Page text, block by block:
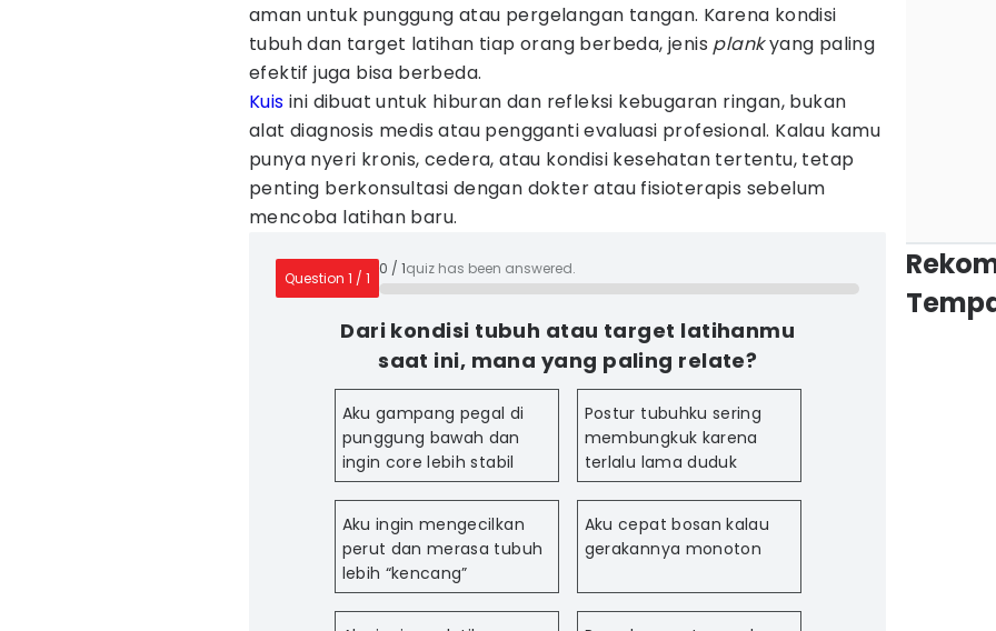
aman untuk punggung atau pergelangan tangan. Karena kondisi
tubuh dan target latihan tiap orang berbeda, jenis plankyang paling
efektif juga bisa berbeda.
Kuis ini dibuat untuk hiburan dan refleksi kebugaran ringan, bukan
alat diagnosis medis atau pengganti evaluasi profesional. Kalau kamu
punya nyeri kronis, cedera, atau kondisi kesehatan tertentu, tetap
penting berkonsultasi dengan dokter atau fisioterapis sebelum
mencoba latihan baru.
Question 1 / 1
0 / 1quiz has been answered.
Dari kondisi tubuh atau target latihanmu
saat ini, mana yang paling relate?
Aku gampang pegal di
punggung bawah dan
ingin core lebih stabil
Postur tubuhku sering
membungkuk karena
terlalu lama duduk
Aku ingin mengecilkan
perut dan merasa tubuh
lebih “kencang”
Aku cepat bosan kalau
gerakannya monoton